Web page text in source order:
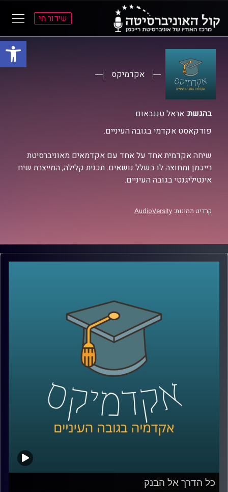
פתח
שידור חי
אקדמיקס
בהגשת:אראל טננבאום
פודקאסט אקדמי בגובה העיניים.
שיחה אקדמית אחד על אחד עם אקדמאים מאוניברסיטת
רייכמן ומחוצה לו בשלל נושאים. תכנית קלילה, המייצרת שיח
אינטיליגנטי בגובה העיניים.
קרדיט תמונות: AudioVersity
כל הדרך אל הבנק